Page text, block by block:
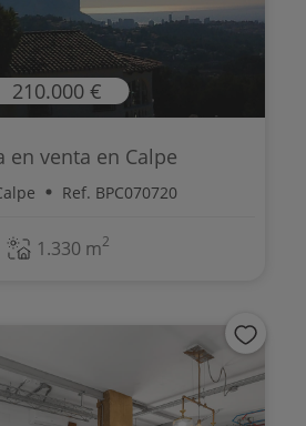
210.000 €
en venta en Calpe
Ref. BPC070720
1.330 m2